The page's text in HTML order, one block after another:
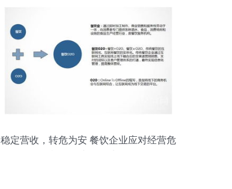
稳定营收，转危为安 餐饮企业应对经营危